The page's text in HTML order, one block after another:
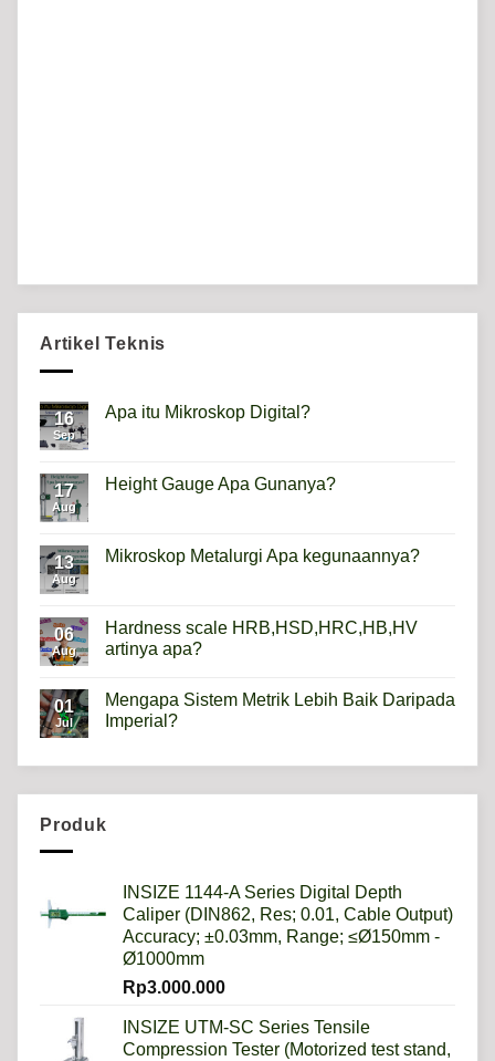
Artikel Teknis
16
Sep
Apa itu Mikroskop Digital?
Apa
itu
17
Aug
Height Gauge Apa Gunanya?
Height
Gauge
13
Aug
Mikroskop Metalurgi Apa kegunaannya?
Mikroskop
Metalurgi
Apa
06
Aug
Hardness scale HRB,HSD,HRC,HB,HV
artinya apa?
on
Hardness
scale
01
Jul
Mengapa Sistem Metrik Lebih Baik Daripada
Imperial?
Lebih
Produk
INSIZE 1144-A Series Digital Depth
Caliper (DIN862, Res; 0.01, Cable Output)
Accuracy; ±0.03mm, Range; ≤Ø150mm -
Ø1000mm
Rp3.000.000
INSIZE UTM-SC Series Tensile
Compression Tester (Motorized test stand,